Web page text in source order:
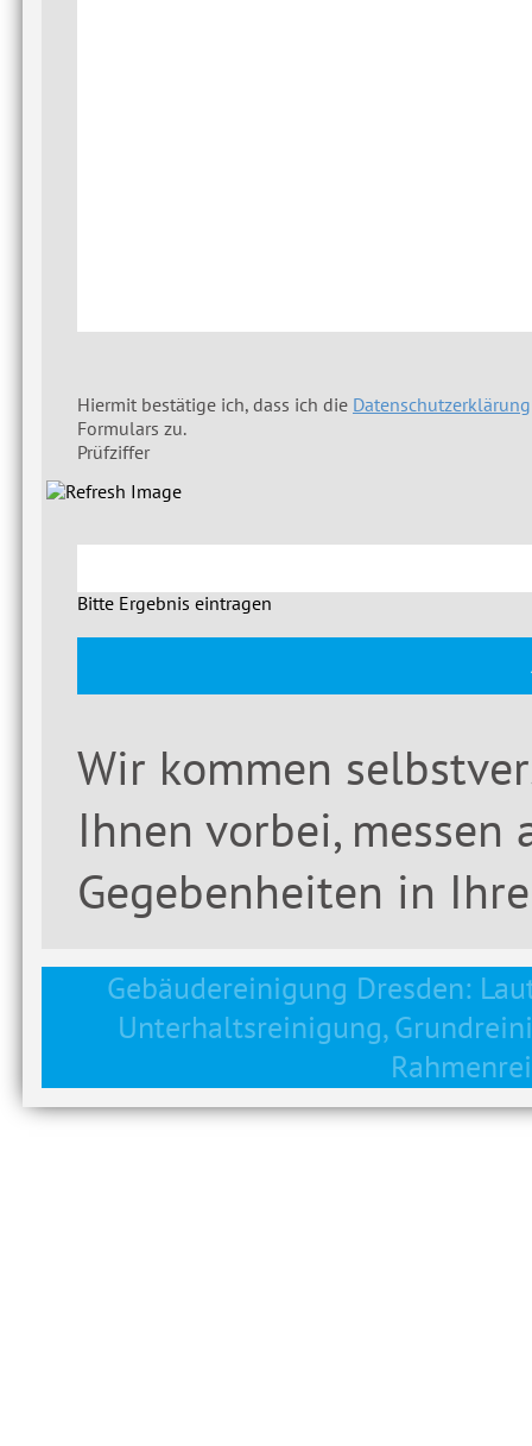
Hiermit bestätige ich, dass ich die Datenschutzerklärung
Formulars zu.
Prüfziffer
Bitte Ergebnis eintragen
Wir kommen
Ihnen vorbei,
Gegebenheiten in
Gebäudereinigung Dresden:
Unterhaltsreinigung,